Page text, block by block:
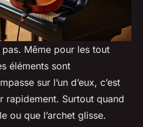
Même pour les tout
éléments sont
sur l’un d’eux, c’est
rapidement. Surtout quand
ou que l’archet glisse.